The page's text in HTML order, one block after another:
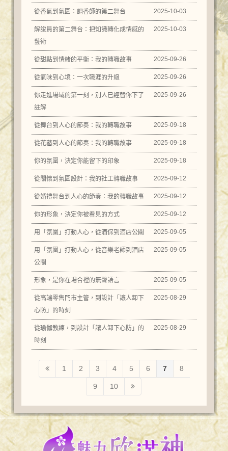
從香氣到氛圍：調香師的第二舞台 2025-10-03
解說員的第二舞台：把知識轉化成情感的
藝術
2025-10-03
從甜點到情緒的平衡：我的轉職故事 2025-09-26
從氣味到心境：一次職涯的升級 2025-09-26
你走進場域的第一刻，別人已經替你下了
註解
2025-09-26
從舞台到人心的節奏：我的轉職故事 2025-09-18
從花藝到人心的節奏：我的轉職故事 2025-09-18
你的氛圍，決定你能留下的印象 2025-09-18
從關懷到氛圍設計：我的社工轉職故事 2025-09-12
從婚禮舞台到人心的節奏：我的轉職故事 2025-09-12
你的形象，決定你被看見的方式 2025-09-12
用「氛圍」打動人心，從酒保到酒店公關 2025-09-05
用「氛圍」打動人心，從音樂老師到酒店
公關
2025-09-05
形象，是你在場合裡的無聲語言 2025-09-05
從高端零售門市主管，到設計「讓人卸下
心防」的時刻
2025-08-29
從瑜伽教練，到設計「讓人卸下心防」的
時刻
2025-08-29
1 2 3 4 5 6 7 8
9 10